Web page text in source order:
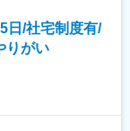
ムの設計・開発
クエンド双方の実
日/社宅制度有/
りがい